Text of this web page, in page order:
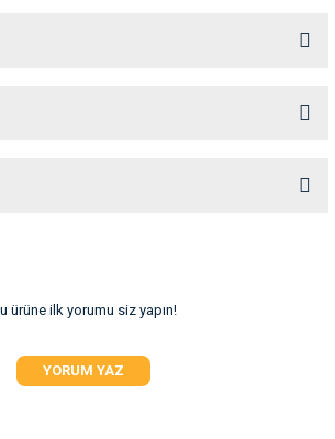
göre uygun miktarda yem verin.
verilmesi önerilir, balıkların birkaç dakika
Doğal içeriği ile balıklarınıza lezzetli ve besleyici bir
henüz soru sorulmamış.
öneri formunu kullanarak tarafımıza
eksik bilgiler bulunuyor.
ürüne ilk yorumu siz yapın!
YORUM YAZ